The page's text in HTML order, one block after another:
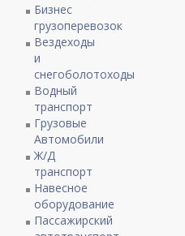
Бизнес
грузоперевозок
Вездеходы
и
снегоболотоходы
Водный
транспорт
Грузовые
Автомобили
Ж/Д
транспорт
Навесное
оборудование
Пассажирский